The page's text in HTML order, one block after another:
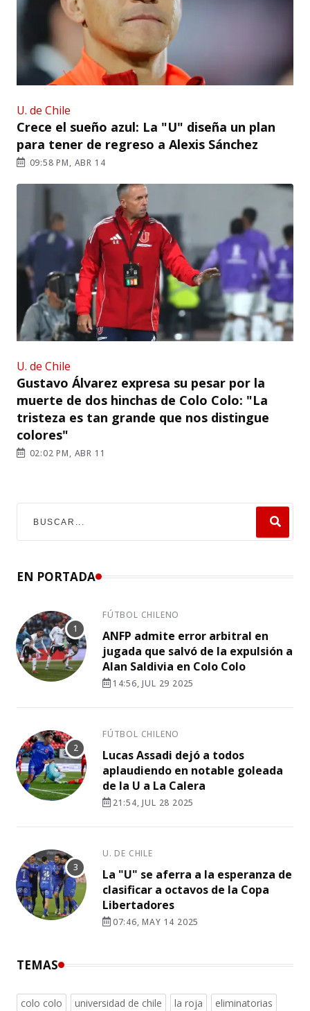
U. de Chile
Crece el sueño azul: La "U" diseña un plan
para tener de regreso a Alexis Sánchez
09:58 PM, ABR 14
U. de Chile
Gustavo Álvarez expresa su pesar por la
muerte de dos hinchas de Colo Colo: "La
tristeza es tan grande que nos distingue
colores"
02:02 PM, ABR 11
EN PORTADA
FÚTBOL CHILENO
ANFP admite error arbitral en
jugada que salvó de la expulsión a
Alan Saldivia en Colo Colo
14:56, JUL 29 2025
FÚTBOL CHILENO
Lucas Assadi dejó a todos
aplaudiendo en notable goleada
de la U a La Calera
21:54, JUL 28 2025
U. DE CHILE
La "U" se aferra a la esperanza de
clasificar a octavos de la Copa
Libertadores
07:46, MAY 14 2025
TEMAS
colo colo universidad de chile la roja
eliminatorias